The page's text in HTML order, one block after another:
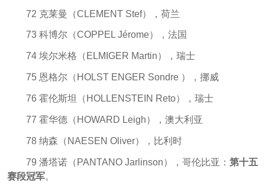
72 克莱曼（CLEMENT Stef），荷兰
73 科博尔（COPPEL Jérome），法国
74 埃尔米格（ELMIGER Martin），瑞士
75 恩格尔（HOLST ENGER Sondre ），挪威
76 霍伦斯坦（HOLLENSTEIN Reto），瑞士
77 霍华德（HOWARD Leigh），澳大利亚
78 纳森（NAESEN Oliver），比利时
79 潘塔诺（PANTANO Jarlinson），哥伦比亚： 第十五
赛段冠军。